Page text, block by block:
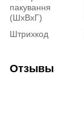
пакування
(ШхВхГ)
Штрихкод
Отзывы